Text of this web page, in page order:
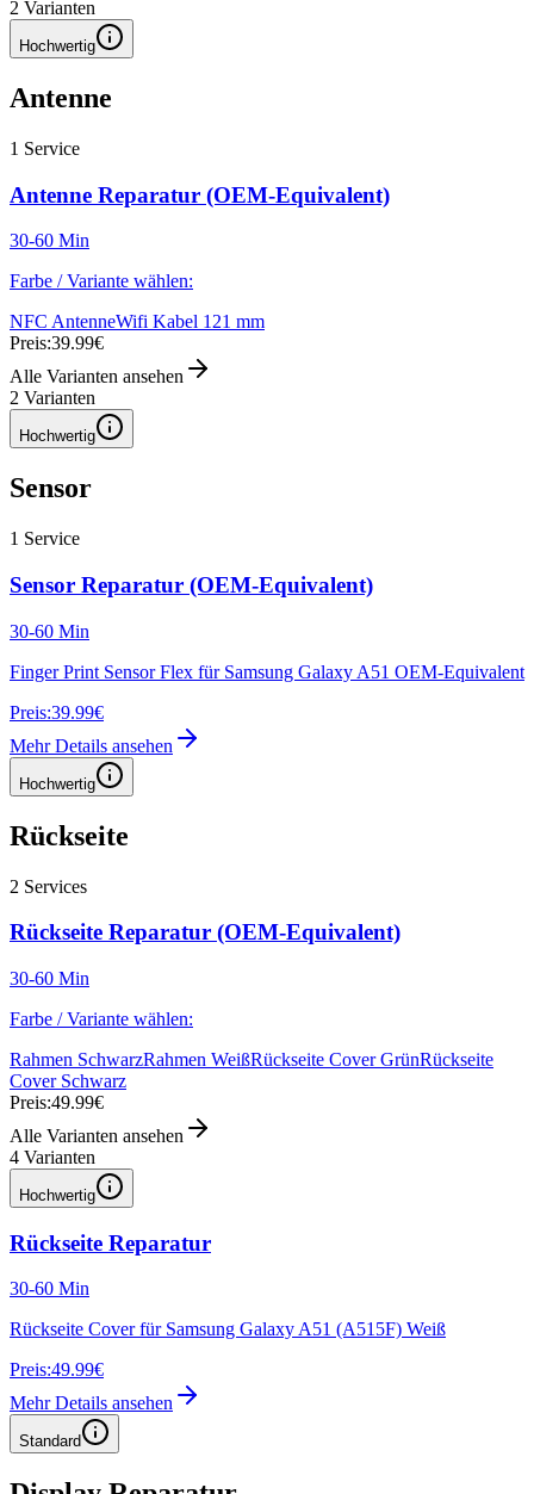
2 Varianten
Hochwertig
Antenne
1 Service
Antenne Reparatur (OEM-Equivalent)
30-60 Min
Farbe / Variante wählen:
NFC AntenneWifi Kabel 121 mm
Preis:39.99€
Alle Varianten ansehen
2 Varianten
Hochwertig
Sensor
1 Service
Sensor Reparatur (OEM-Equivalent)
30-60 Min
Finger Print Sensor Flex für Samsung Galaxy A51 OEM-Equivalent
Preis:39.99€
Mehr Details ansehen
Hochwertig
Rückseite
2 Services
Rückseite Reparatur (OEM-Equivalent)
30-60 Min
Farbe / Variante wählen:
Rahmen SchwarzRahmen WeißRückseite Cover GrünRückseite
Cover Schwarz
Preis:49.99€
Alle Varianten ansehen
4 Varianten
Hochwertig
Rückseite Reparatur
30-60 Min
Rückseite Cover für Samsung Galaxy A51 (A515F) Weiß
Preis:49.99€
Mehr Details ansehen
Standard